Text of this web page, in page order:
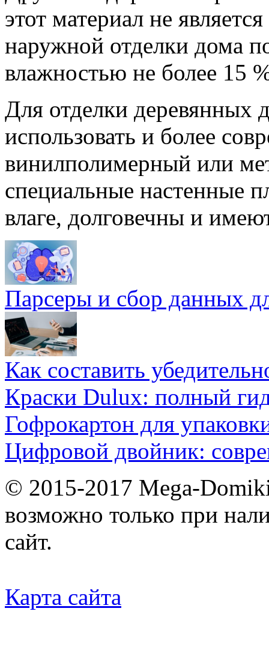
этот материал не
наружной отделки дома
влажностью не более 15
Для отделки деревянных
использовать и более
винилполимерный или
специальные настенные
влаге, долговечны и
Парсеры и сбор данных
Как составить
Краски Dulux: полный
Гофрокартон для
Цифровой двойник:
© 2015-2017 Mega-
возможно только при
сайт.
Карта сайта